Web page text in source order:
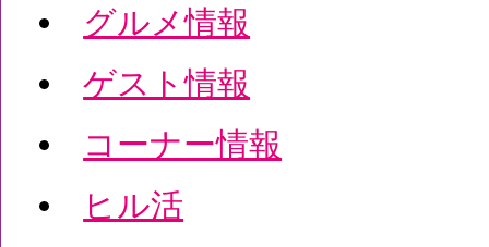
グルメ情報
ゲスト情報
コーナー情報
ヒル活